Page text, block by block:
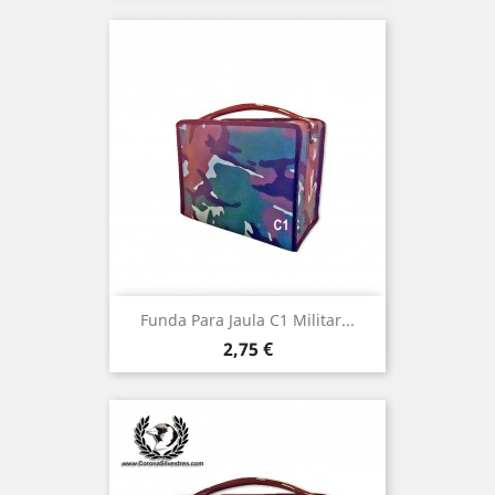
Funda Para Jaula C1 Militar...
Precio
2,75 €